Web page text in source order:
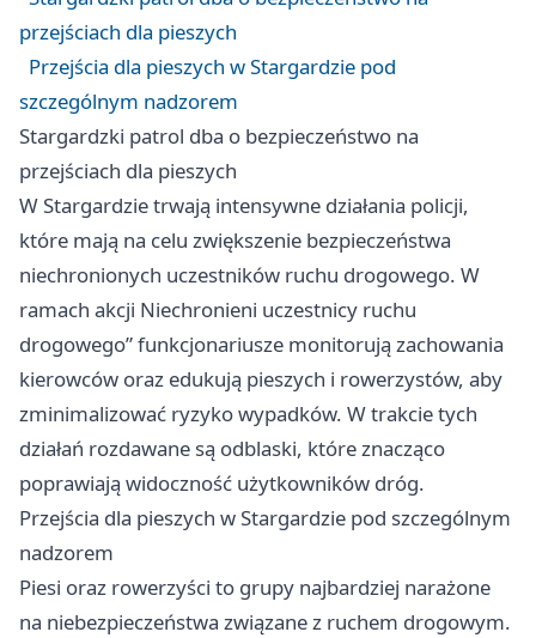
przejściach dla pieszych
Przejścia dla pieszych w Stargardzie pod
szczególnym nadzorem
Stargardzki patrol dba o bezpieczeństwo na
przejściach dla pieszych
W Stargardzie trwają intensywne działania policji,
które mają na celu zwiększenie bezpieczeństwa
niechronionych uczestników ruchu drogowego. W
ramach akcji Niechronieni uczestnicy ruchu
drogowego” funkcjonariusze monitorują zachowania
kierowców oraz edukują pieszych i rowerzystów, aby
zminimalizować ryzyko wypadków. W trakcie tych
działań rozdawane są odblaski, które znacząco
poprawiają widoczność użytkowników dróg.
Przejścia dla pieszych w Stargardzie pod szczególnym
nadzorem
Piesi oraz rowerzyści to grupy najbardziej narażone
na niebezpieczeństwa związane z ruchem drogowym.